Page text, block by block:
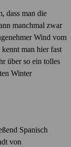
dass man die
manchmal zwar
Wind vom
man hier fast
über so ein tolles
Winter
Spanisch
von